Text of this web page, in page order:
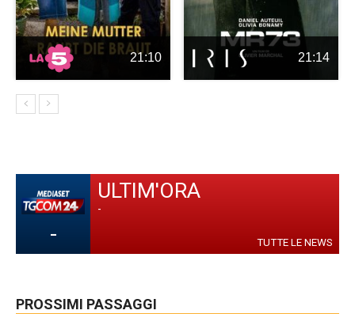
21:10 21:14
-
ULTIM'ORA
-
TUTTE LE NEWS
PROSSIMI PASSAGGI